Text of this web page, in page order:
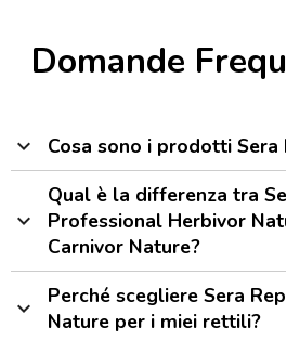
Domande
expand_more Cosa sono i prodotti
expand_more
Qual è la differenza tra
Professional Herbivor
Carnivor Nature?
expand_more
Perché scegliere Sera
Nature per i miei rettili?